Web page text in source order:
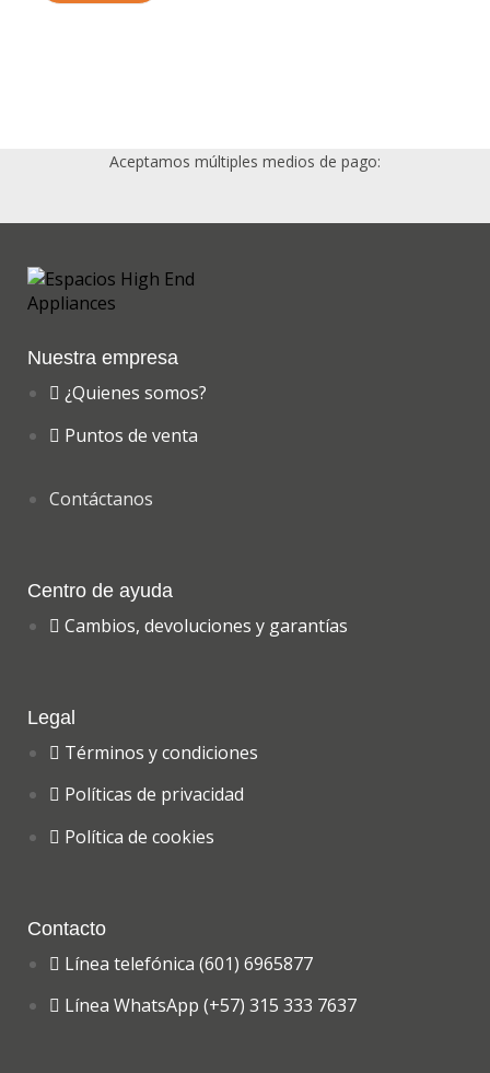
Aceptamos múltiples medios de pago:
Nuestra empresa
¿Quienes somos?
Puntos de venta
Contáctanos
Centro de ayuda
Cambios, devoluciones y garantías
Legal
Términos y condiciones
Políticas de privacidad
Política de cookies
Contacto
Línea telefónica (601) 6965877
Línea WhatsApp (+57) 315 333 7637